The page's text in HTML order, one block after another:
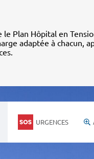
Plan Hôpital en
adaptée à chacun,
URGENCES